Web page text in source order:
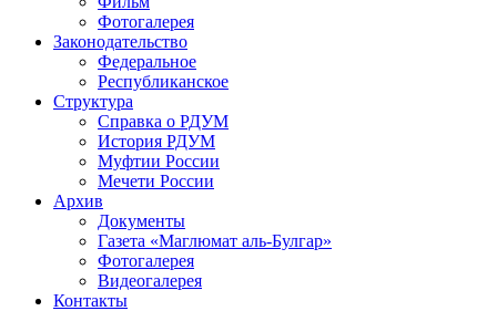
Фотогалерея
Законодательство
Федеральное
Республиканское
Структура
Справка о РДУМ
История РДУМ
Муфтии России
Мечети России
Архив
Документы
Газета «Маглюмат аль-Булгар»
Фотогалерея
Видеогалерея
Контакты